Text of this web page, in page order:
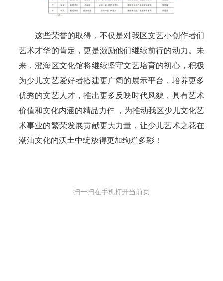
这些荣誉的取得，不仅是对我区文艺小创作者们
艺术才华的肯定，更是激励他们继续前行的动力。未
来，澄海区文化馆将继续坚守文艺培育的初心，积极
为少儿文艺爱好者搭建更广阔的展示平台，培养更多
优秀的文艺人才，推出更多反映时代风貌，具有艺术
价值和文化内涵的精品力作 ，为推动我区少儿文化艺
术事业的繁荣发展贡献更大力量，让少儿艺术之花在
潮汕文化的沃土中绽放得更加绚烂多彩！
扫一扫在手机打开当前页